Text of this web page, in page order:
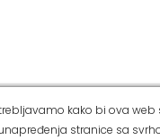
Alvos. All Rights
kako bi ova
stranice sa